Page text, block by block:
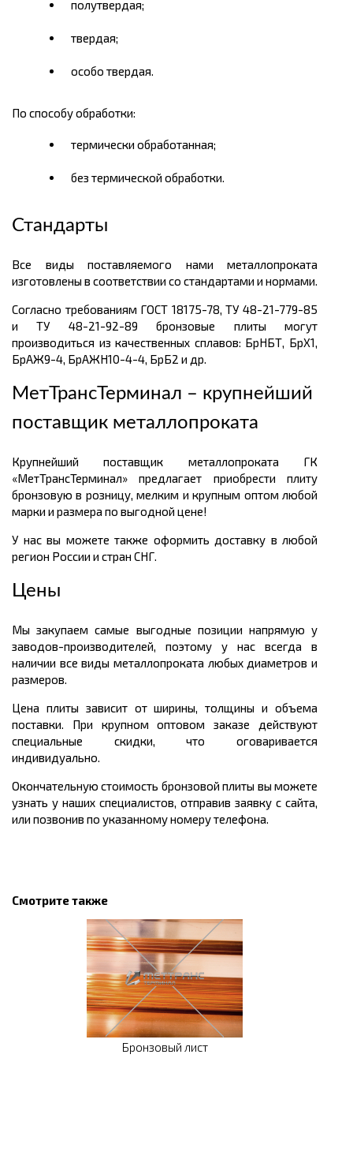
полутвердая;
твердая;
особо твердая.
По способу обработки:
термически обработанная;
без термической обработки.
Стандарты
Все виды поставляемого нами металлопроката
изготовлены в соответствии со стандартами и нормами.
Согласно требованиям ГОСТ 18175-78, ТУ 48-21-779-85
и ТУ 48-21-92-89 бронзовые плиты могут
производиться из качественных сплавов: БрНБТ, БрХ1,
БрАЖ9-4, БрАЖН10-4-4, БрБ2 и др.
МетТрансТерминал – крупнейший
поставщик металлопроката
Крупнейший поставщик металлопроката ГК
«МетТрансТерминал» предлагает приобрести плиту
бронзовую в розницу, мелким и крупным оптом любой
марки и размера по выгодной цене!
У нас вы можете также оформить доставку в любой
регион России и стран СНГ.
Цены
Мы закупаем самые выгодные позиции напрямую у
заводов-производителей, поэтому у нас всегда в
наличии все виды металлопроката любых диаметров и
размеров.
Цена плиты зависит от ширины, толщины и объема
поставки. При крупном оптовом заказе действуют
специальные скидки, что оговаривается
индивидуально.
Окончательную стоимость бронзовой плиты вы можете
узнать у наших специалистов, отправив заявку с сайта,
или позвонив по указанному номеру телефона.
Смотрите также
Бронзовый лист